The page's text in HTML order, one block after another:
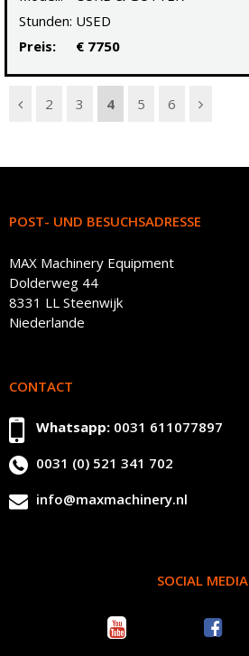
Stunden: USED
Preis:
€ 7750
2 3 4 5 6
POST- UND BESUCHSADRESSE
MAX Machinery Equipment
Dolderweg 44
8331 LL Steenwijk
Niederlande
CONTACT
Whatsapp: 0031 611077897
0031 (0) 521 341 702
info@maxmachinery.nl
SOCIAL MEDIA